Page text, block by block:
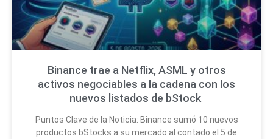
Binance trae a Netflix, ASML y otros
activos negociables a la cadena con los
nuevos listados de bStock
Puntos Clave de la Noticia: Binance sumó 10 nuevos
productos bStocks a su mercado al contado el 5 de